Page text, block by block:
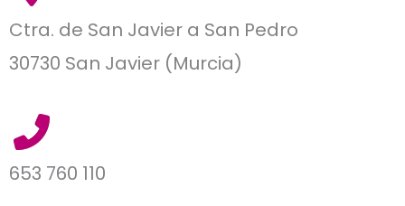
Ctra. de San Javier a San Pedro
30730 San Javier (Murcia)
653 760 110